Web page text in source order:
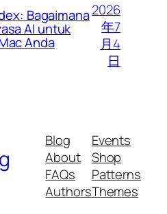
Bagaimana
AI untuk
Anda
2026
年7
月4
日
Blog
About
FAQs
Authors
Events
Shop
Patterns
Themes